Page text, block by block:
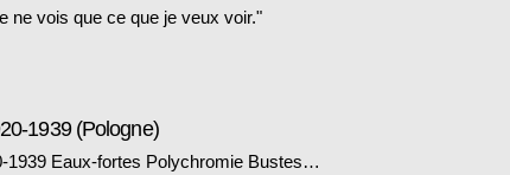
ne vois que ce que je veux voir."
1939 (Pologne)
Eaux-fortes Polychromie Bustes…